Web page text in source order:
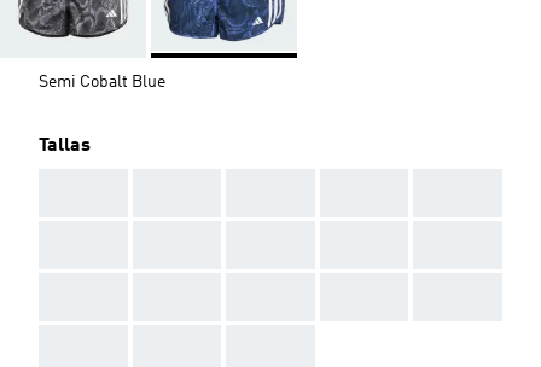
Semi Cobalt Blue
Tallas